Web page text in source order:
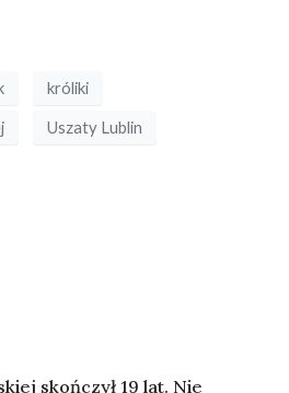
króliki
Uszaty Lublin
skończył 19 lat. Nie